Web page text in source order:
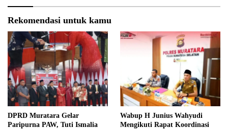
Rekomendasi untuk kamu
DPRD Muratara Gelar
Paripurna PAW, Tuti Ismalia
Wabup H Junius Wahyudi
Mengikuti Rapat Koordinasi